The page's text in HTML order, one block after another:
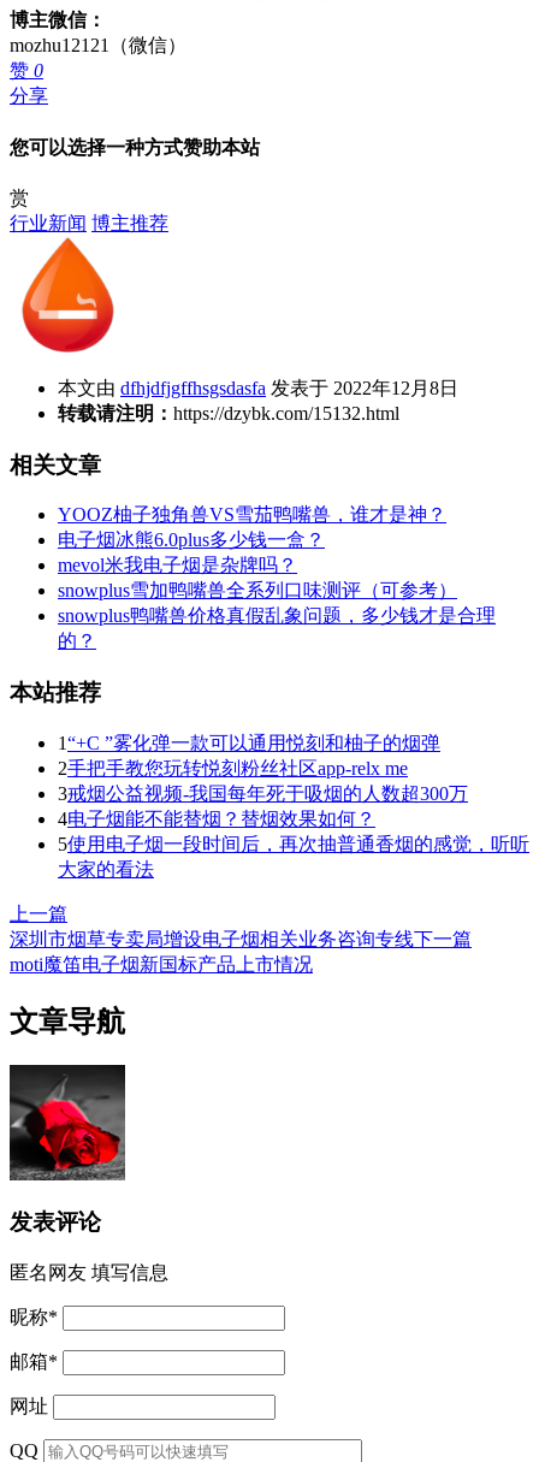
博主微信：
mozhu12121（微信）
赞 0
分享
您可以选择一种方式赞助本站
赏
行业新闻 博主推荐
本文由 dfhjdfjgffhsgsdasfa 发表于 2022年12月8日
转载请注明： https://dzybk.com/15132.html
相关文章
YOOZ柚子独角兽VS雪茄鸭嘴兽，谁才是神？
电子烟冰熊6.0plus多少钱一盒？
mevol米我电子烟是杂牌吗？
snowplus雪加鸭嘴兽全系列口味测评（可参考）
snowplus鸭嘴兽价格真假乱象问题，多少钱才是合理
的？
本站推荐
1“+C ”雾化弹一款可以通用悦刻和柚子的烟弹
2手把手教您玩转悦刻粉丝社区app-relx me
3戒烟公益视频-我国每年死于吸烟的人数超300万
4电子烟能不能替烟？替烟效果如何？
5使用电子烟一段时间后，再次抽普通香烟的感觉，听听
大家的看法
上一篇
深圳市烟草专卖局增设电子烟相关业务咨询专线下一篇
moti魔笛电子烟新国标产品上市情况
文章导航
发表评论
匿名网友 填写信息
昵称*
邮箱*
网址
QQ